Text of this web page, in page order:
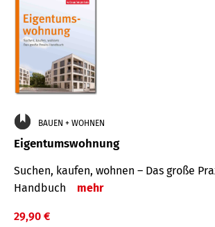
BAUEN + WOHNEN
Eigentumswohnung
Suchen, kaufen, wohnen – Das große
Handbuch
mehr
29,90 €